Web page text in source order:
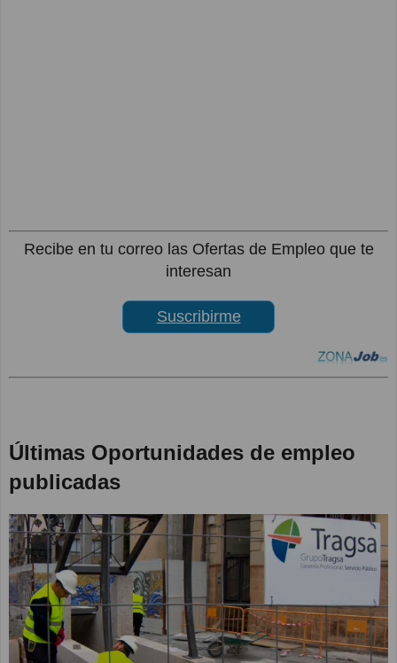
Recibe en tu correo las Ofertas de Empleo que te
interesan
Suscribirme
Últimas Oportunidades de empleo
publicadas